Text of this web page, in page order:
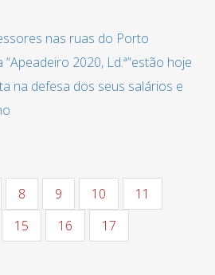
nas ruas do Porto
2020, Ld.ª”estão hoje
na defesa dos seus salários e
8 9 10
11
15 16
17